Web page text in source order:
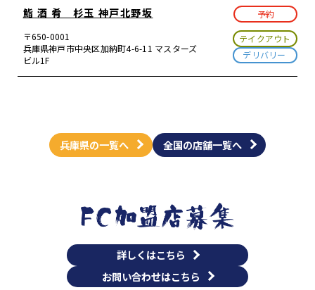
鮨 酒 肴 杉玉 神戸北野坂
予約
〒650-0001
兵庫県神戸市中央区加納町4-6-11 マスターズ
ビル1F
テイクアウト
デリバリー
兵庫県の一覧へ 全国の店舗一覧へ
詳しくはこちら
お問い合わせはこちら